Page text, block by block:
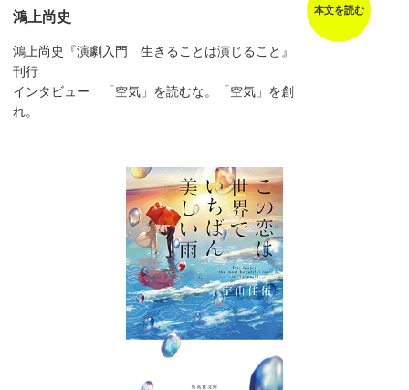
鴻上尚史
鴻上尚史『演劇入門 生きることは演じること』
刊行
インタビュー 「空気」を読むな。「空気」を創
れ。
本文を読む